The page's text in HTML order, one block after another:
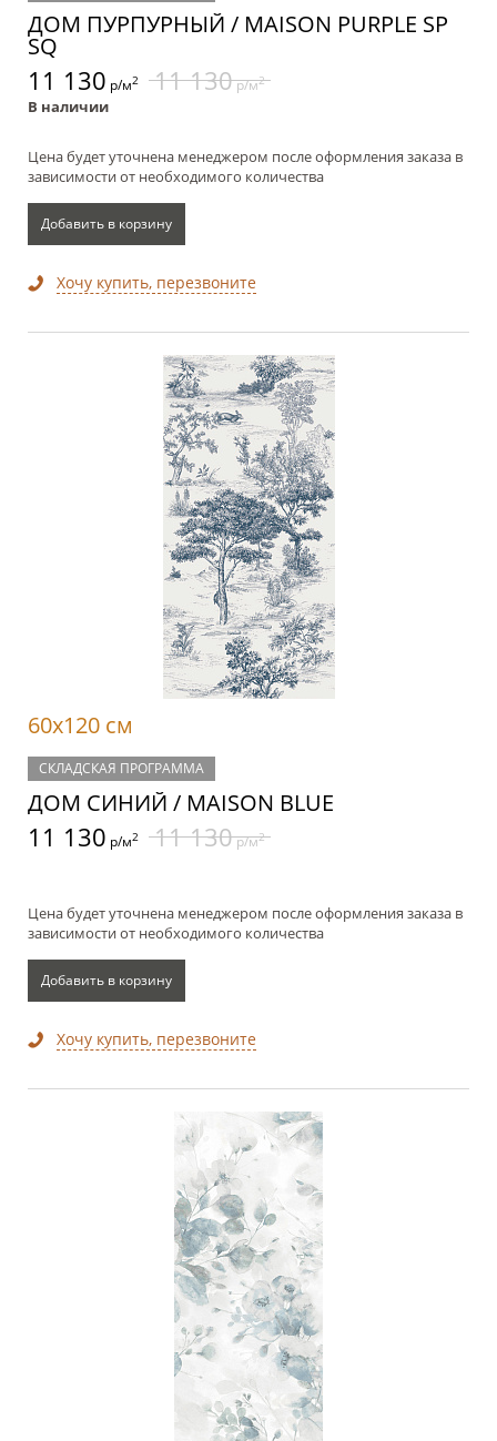
ДОМ ПУРПУРНЫЙ / MAISON PURPLE SP
SQ
11 130 р/м2 11 130р/м2
В наличии
Цена будет уточнена менеджером после оформления заказа в
зависимости от необходимого количества
Добавить в корзину
Хочу купить, перезвоните
60x120 см
СКЛАДСКАЯ ПРОГРАММА
ДОМ СИНИЙ / MAISON BLUE
11 130 р/м2 11 130р/м2
Цена будет уточнена менеджером после оформления заказа в
зависимости от необходимого количества
Добавить в корзину
Хочу купить, перезвоните